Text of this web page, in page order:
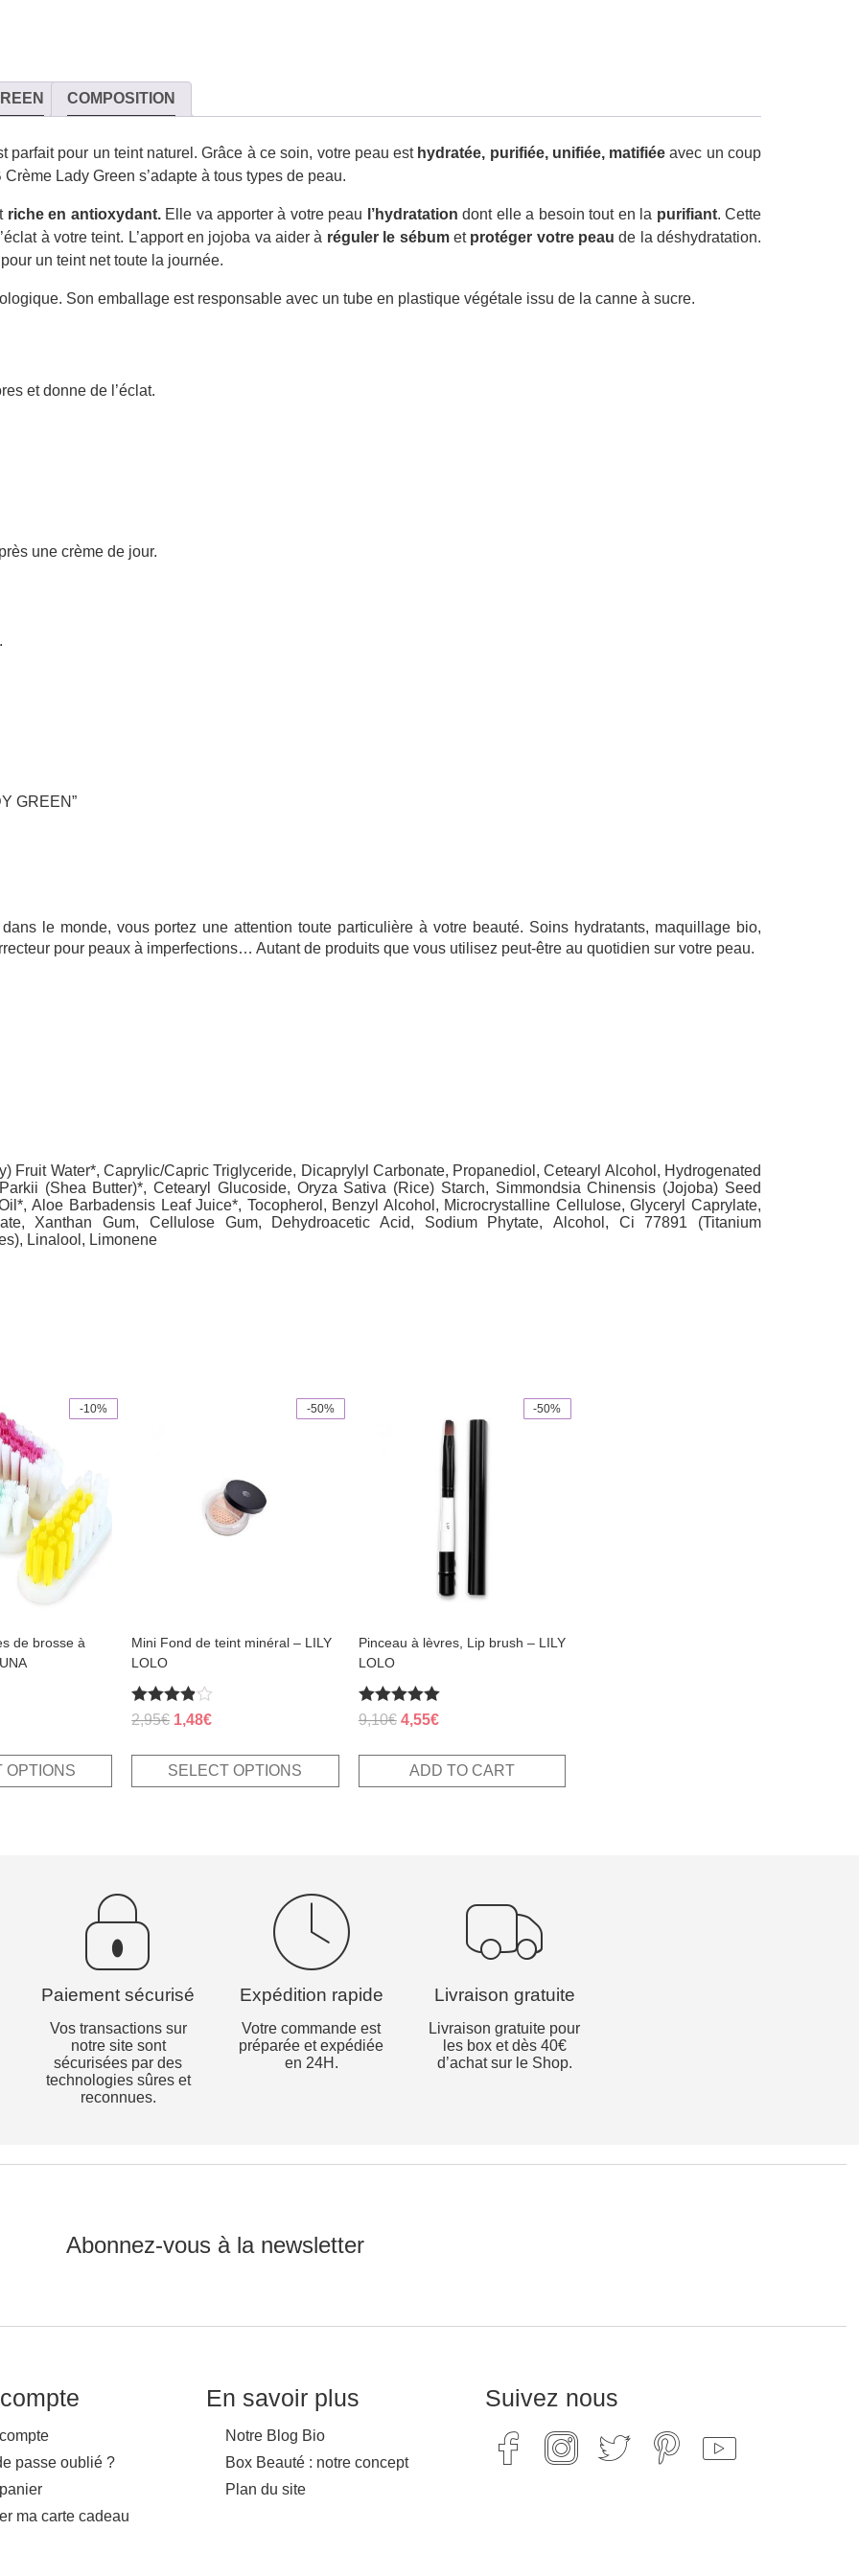
COMPOSITION
parfait pour un teint naturel. Grâce à ce soin, votre peau est hydratée, purifiée, unifiée, matifiéeavec un coup
Crème Lady Green s’adapte à tous types de peau.
riche en antioxydant.Elle va apporter à votre peau l’hydratation dont elle a besoin tout en la purifiant. Cette
à votre teint. L’apport en jojoba va aider à réguler le sébumet protéger votre peau de la déshydratation.
pour un teint net toute la journée.
Son emballage est responsable avec un tube en plastique végétale issu de la canne à sucre.
et donne de l’éclat.
une crème de jour.
GREEN”
le monde, vous portez une attention toute particulière à votre beauté. Soins hydratants, maquillage bio,
pour peaux à imperfections… Autant de produits que vous utilisez peut-être au quotidien sur votre peau.
Fruit Water*, Caprylic/Capric Triglyceride, Dicaprylyl Carbonate, Propanediol, Cetearyl Alcohol, Hydrogenated
(Shea Butter)*, Cetearyl Glucoside, Oryza Sativa (Rice) Starch, Simmondsia Chinensis (Jojoba) Seed
Aloe Barbadensis Leaf Juice*, Tocopherol, Benzyl Alcohol, Microcrystalline Cellulose, Glyceryl Caprylate,
Xanthan Gum, Cellulose Gum, Dehydroacetic Acid, Sodium Phytate, Alcohol, Ci 77891 (Titanium
Linalool, Limonene
-10%
de brosse à
OPTIONS
-50%
Mini Fond de teint minéral – LILY
LOLO
Rated
3.80
2,95€ Original
was:
2,95€.
1,48€Current
is:
1,48€.
SELECT OPTIONS
page
-50%
Pinceau à lèvres, Lip brush – LILY
LOLO
Rated
5.00
9,10€ Original
was:
9,10€.
4,55€Current
is:
4,55€.
ADD TO CART
Paiement sécurisé
Vos transactions sur
notre site sont
sécurisées par des
technologies sûres et
reconnues.
Expédition rapide
Votre commande est
préparée et expédiée
en 24H.
Livraison gratuite
Livraison gratuite pour
les box et dès 40€
d’achat sur le Shop.
Abonnez-vous à la newsletter
passe oublié ?
ma carte cadeau
En savoir plus
Notre Blog Bio
Box Beauté : notre concept
Plan du site
Suivez nous